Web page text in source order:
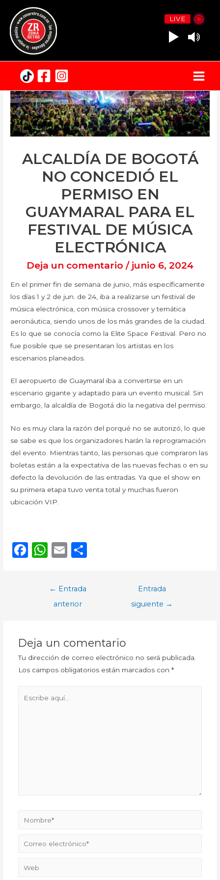
LIVE
Main
Menu
ALCALDÍA DE BOGOTÁ
NO CONCEDIÓ EL
PERMISO EN
GUAYMARAL PARA EL
FESTIVAL DE MÚSICA
ELECTRÓNICA
Deja un comentario / junio 6, 2024
En el primer fin de semana de junio, más específicamente
los días 1 y 2 de jun. de 24, iba a realizarse un festival de
música electrónica, con música crossover y temática
aeronáutica, siendo unos de los más grandes de la ciudad.
Es lo que se conocía como la Elite Space Festival. Pero no
fue posible que se presentaran los artistas en los
escenarios planeados.
El aeropuerto de Guaymaral iba a convertirse en un
escenario gigante y adaptado para un evento musical. Sin
embargo, la alcaldía de Bogotá dio la negativa del permiso.
No es muy clara la razón del porqué no se autorizó, lo que
se sabe es que los organizadores harán la reprogramación
del evento. Mientras tanto, las personas que compraron las
boletas están a la expectativa de las nuevas fechas o en su
defecto la devolución de las entradas. Ya que el show en
su primera etapa tuvo venta total y muchas fueron
ubicación VIP.
F
o
k
W
ts
A
p
E
ai
l
r
Navegación
← Entrada
anterior
Entrada
siguiente →
Deja un comentario
Tu dirección de correo electrónico no será publicada.
Los campos obligatorios están marcados con *
Nombre*